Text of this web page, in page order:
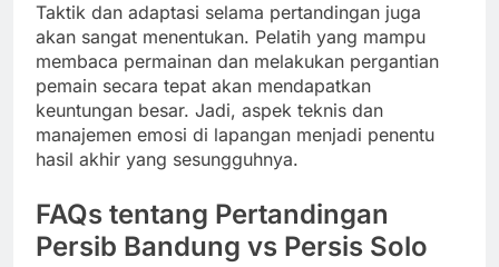
Taktik dan adaptasi selama pertandingan juga
akan sangat menentukan. Pelatih yang mampu
membaca permainan dan melakukan pergantian
pemain secara tepat akan mendapatkan
keuntungan besar. Jadi, aspek teknis dan
manajemen emosi di lapangan menjadi penentu
hasil akhir yang sesungguhnya.
FAQs tentang Pertandingan
Persib Bandung vs Persis Solo